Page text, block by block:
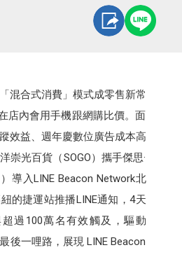
混合式消費」模式成零售新常
店內會用手機跟網購比價。面
效益、週年慶數位廣告成本高
崇光百貨（SOGO）攜手傑思·
導入LINE Beacon Network北
的捷運站推播LINE通知，4天
過100萬名有效觸及，驅動
後一哩路，展現 LINE Beacon